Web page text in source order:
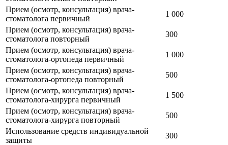
Прием (осмотр, консультация) врача-
стоматолога первичный
1 000
Прием (осмотр, консультация) врача-
стоматолога повторный
300
Прием (осмотр, консультация) врача-
стоматолога-ортопеда первичный
1 000
Прием (осмотр, консультация) врача-
стоматолога-ортопеда повторный
500
Прием (осмотр, консультация) врача-
стоматолога-хирурга первичный
1 500
Прием (осмотр, консультация) врача-
стоматолога-хирурга повторный
500
Использование средств индивидуальной
защиты
300